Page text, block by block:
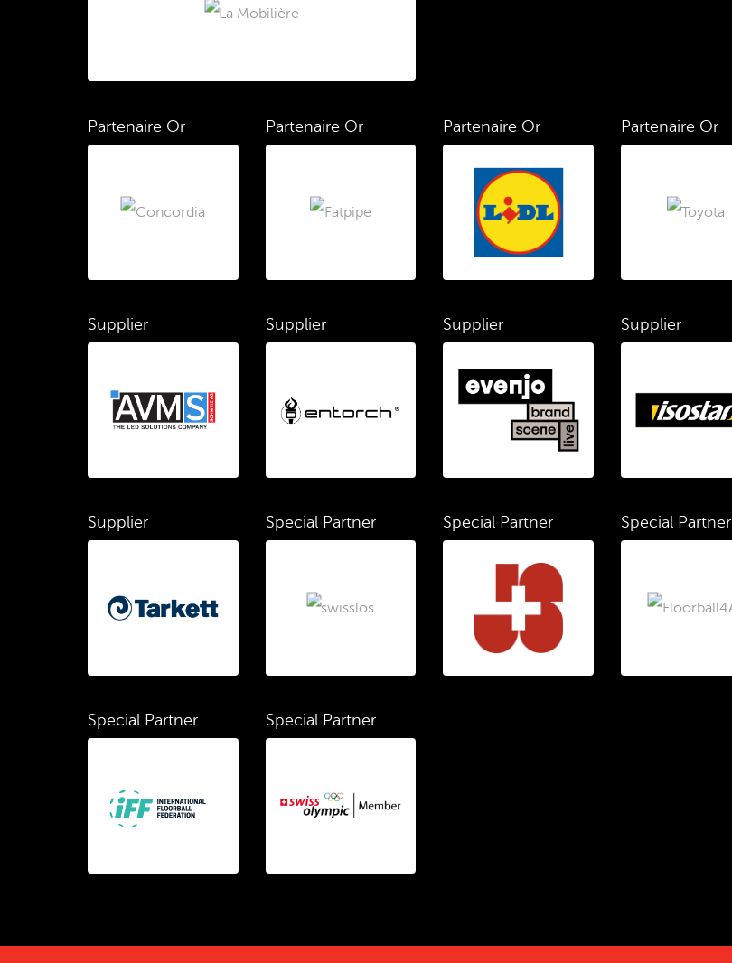
Partenaire Or Partenaire Or Partenaire Or Partenaire Or
Supplier Supplier Supplier Supplier
Supplier Special Partner Special Partner Special Partner
Special Partner Special Partner